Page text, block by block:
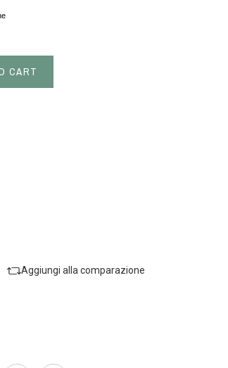
CART
Aggiungi alla comparazione